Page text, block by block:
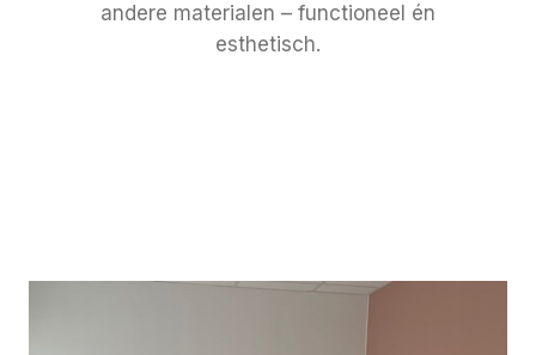
andere materialen – functioneel én
esthetisch.